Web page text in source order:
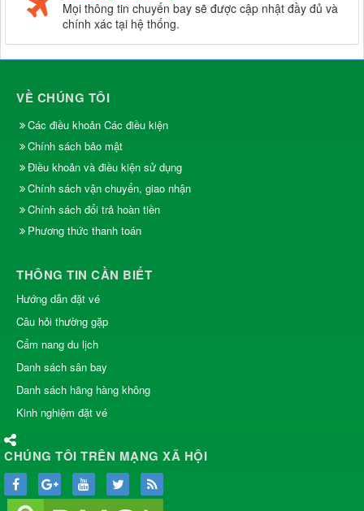
Mọi thông tin chuyến bay sẽ được cập nhật đầy đủ và
chính xác tại hệ thống.
VỀ CHÚNG TÔI
Các điều khoản Các điều kiện
Chính sách bảo mật
Điều khoản và điều kiện sử dụng
Chính sách vận chuyển, giao nhận
Chính sách đổi trả hoàn tiền
Phương thức thanh toán
THÔNG TIN CẦN BIẾT
Hướng dẫn đặt vé
Câu hỏi thường gặp
Cẩm nang du lịch
Danh sách sân bay
Danh sách hãng hàng không
Kinh nghiệm đặt vé
CHÚNG TÔI TRÊN MẠNG XÃ HỘI